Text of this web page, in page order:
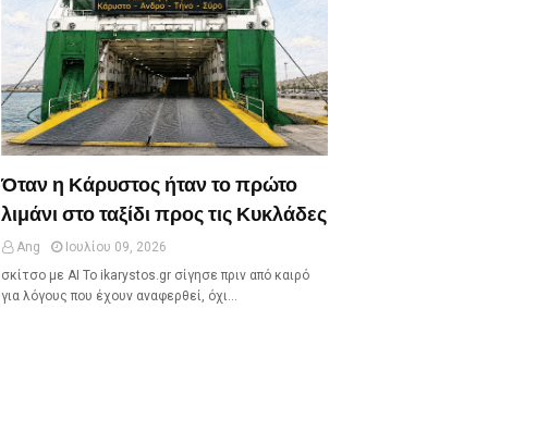
Όταν η Κάρυστος ήταν το πρώτο
λιμάνι στο ταξίδι προς τις Κυκλάδες
Ang
Ιουλίου 09, 2026
σκίτσο με ΑΙ Το ikarystos.gr σίγησε πριν από καιρό
για λόγους που έχουν αναφερθεί, όχι…